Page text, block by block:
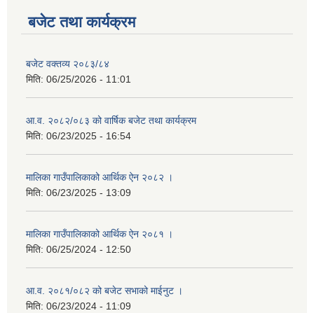
बजेट तथा कार्यक्रम
बजेट वक्तव्य २०८३/८४
मिति: 06/25/2026 - 11:01
आ.व. २०८२/०८३ को वार्षिक बजेट तथा कार्यक्रम
मिति: 06/23/2025 - 16:54
मालिका गाउँपालिकाको आर्थिक ऐन २०८२ ।
मिति: 06/23/2025 - 13:09
मालिका गाउँपालिकाको आर्थिक ऐन २०८१ ।
मिति: 06/25/2024 - 12:50
आ.व. २०८१/०८२ को बजेट सभाको माईनुट ।
मिति: 06/23/2024 - 11:09